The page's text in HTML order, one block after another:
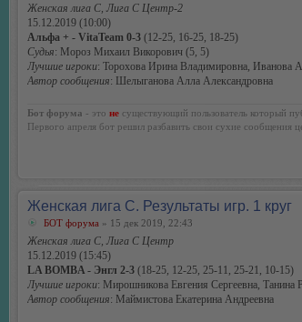
Женская лига С, Лига С Центр-2
15.12.2019 (10:00)
Альфа + - VitaTeam 0-3 (12-25, 16-25, 18-25)
Судья: Мороз Михаил Викорович (5, 5)
Лучшие игроки: Торохова Ирина Владимировна, Иванова
Автор сообщения: Шелыганова Алла Александровна
Бот форума - это не существующий пользователь который
Первого апреля бот решил разбавить свои сухие сообщения
Женская лига С. Результаты игр. 1 круг
БОТ форума » 15 дек 2019, 22:43
Женская лига С, Лига С Центр
15.12.2019 (15:45)
LA BOMBA - Энгл 2-3 (18-25, 12-25, 25-11, 25-21, 10-15)
Лучшие игроки: Мирошникова Евгения Сергеевна, Танина
Автор сообщения: Маймистова Екатерина Андреевна